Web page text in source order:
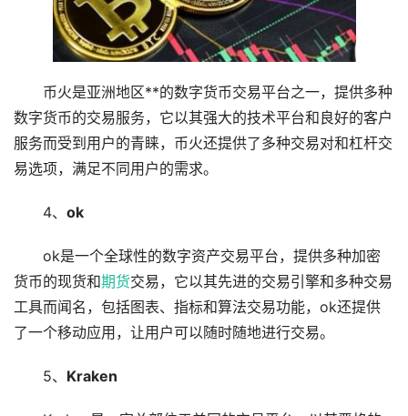
币火是亚洲地区**的数字货币交易平台之一，提供多种
数字货币的交易服务，它以其强大的技术平台和良好的客户
服务而受到用户的青睐，币火还提供了多种交易对和杠杆交
易选项，满足不同用户的需求。
4、 ok
ok是一个全球性的数字资产交易平台，提供多种加密
货币的现货和期货交易，它以其先进的交易引擎和多种交易
工具而闻名，包括图表、指标和算法交易功能，ok还提供
了一个移动应用，让用户可以随时随地进行交易。
5、 Kraken